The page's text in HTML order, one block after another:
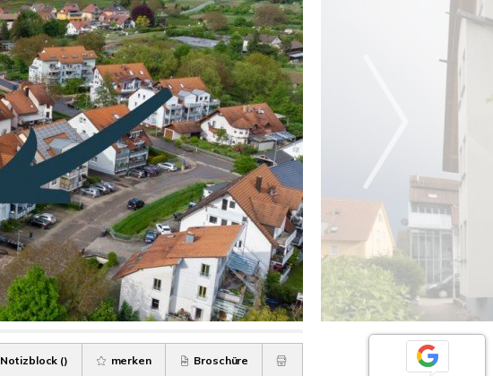
Notizblock () merken Broschüre